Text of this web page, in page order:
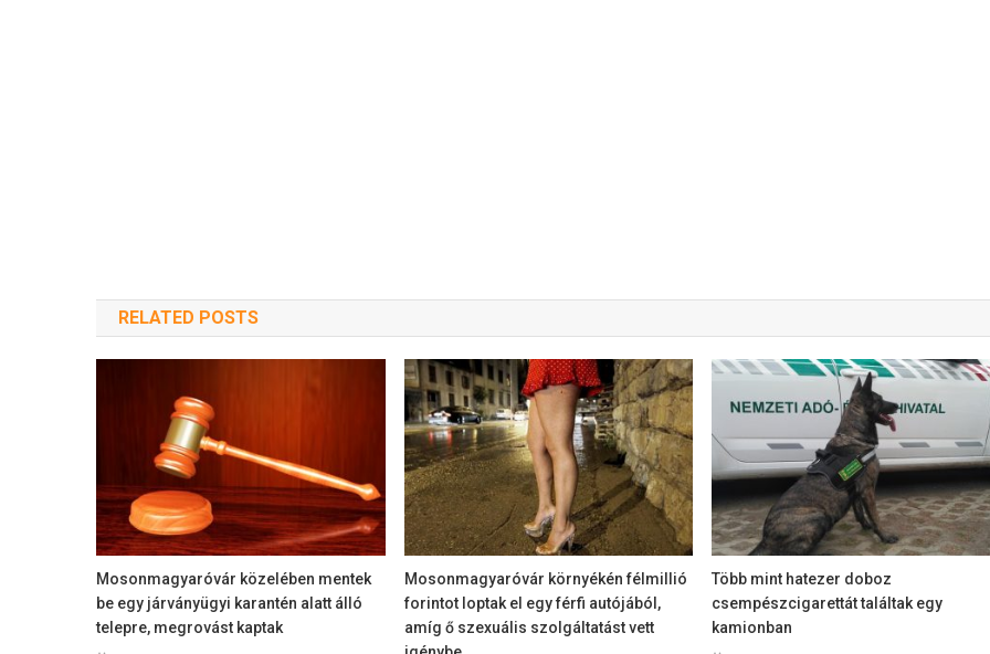
RELATED POSTS
Mosonmagyaróvár közelében mentek
be egy járványügyi karantén alatt álló
telepre, megrovást kaptak
Mosonmagyaróvár környékén félmillió
forintot loptak el egy férfi autójából,
amíg ő szexuális szolgáltatást vett
Több mint hatezer doboz
csempészcigarettát találtak egy
kamionban